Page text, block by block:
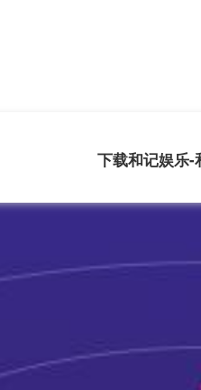
下载和记娱乐-